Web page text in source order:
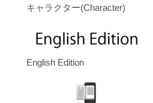
キャラクター(Character)
English Edition